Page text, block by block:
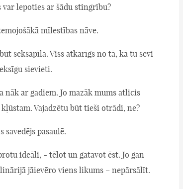
var lepoties ar šādu stingrību?
mīlestības nāve.
seksapīla. Viss atkarīgs no tā, kā tu sevi
sievieti.
nāk ar gadiem. Jo mazāk mums atlicis
Vajadzētu būt tieši otrādi, ne?
pasaulē.
ideāli, - tēlot un gatavot ēst. Jo gan
jāievēro viens likums – nepārsālīt.